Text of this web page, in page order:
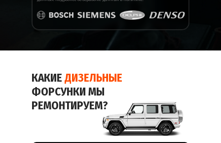
КАКИЕ ДИЗЕЛЬНЫЕ
ФОРСУНКИ МЫ
РЕМОНТИРУЕМ?